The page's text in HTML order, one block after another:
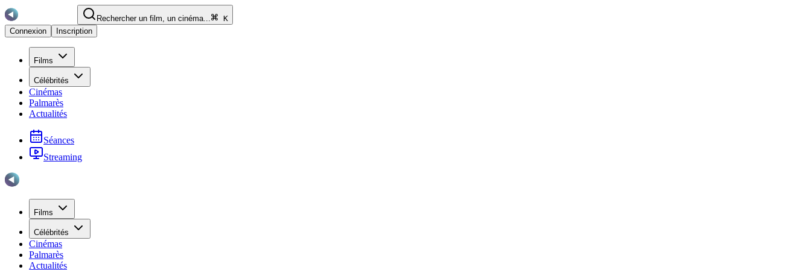
Rechercher un film, un cinéma...
K
Connexion
Inscription
Films
Célébrités
Cinémas
Palmarès
Actualités
Séances
Streaming
Films
Célébrités
Cinémas
Palmarès
Actualités